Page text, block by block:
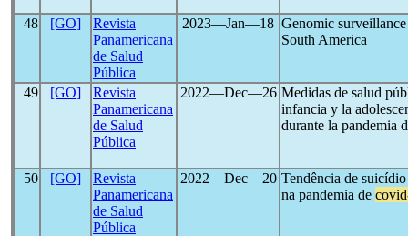
48 [GO]
Revista
Panamericana
de Salud
Pública
2023―Jan―18 Genomic
South America
49 [GO]
Revista
Panamericana
de Salud
Pública
2022―Dec―26 Medidas de salud
infancia y la
durante la pandemia
50 [GO]
Revista
Panamericana
de Salud
Pública
2022―Dec―20 Tendência de
na pandemia de